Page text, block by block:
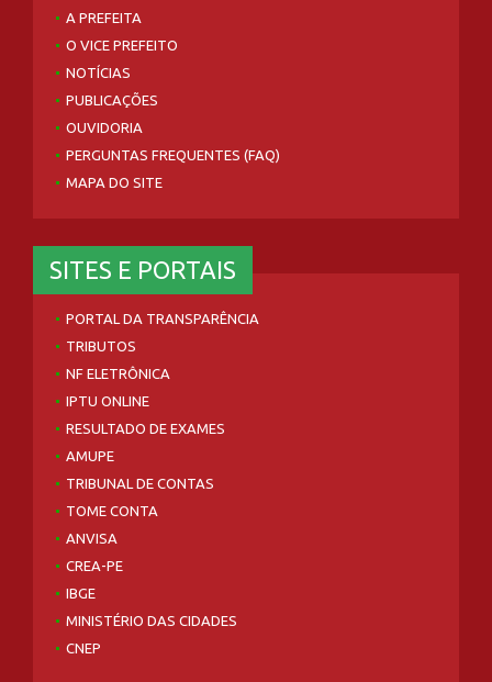
A PREFEITA
O VICE PREFEITO
NOTÍCIAS
PUBLICAÇÕES
OUVIDORIA
PERGUNTAS FREQUENTES (FAQ)
MAPA DO SITE
SITES E PORTAIS
PORTAL DA TRANSPARÊNCIA
TRIBUTOS
NF ELETRÔNICA
IPTU ONLINE
RESULTADO DE EXAMES
AMUPE
TRIBUNAL DE CONTAS
TOME CONTA
ANVISA
CREA-PE
IBGE
MINISTÉRIO DAS CIDADES
CNEP